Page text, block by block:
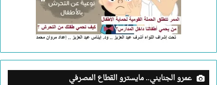
عمرو الجنايني.. مايسترو القطاع المصرفي